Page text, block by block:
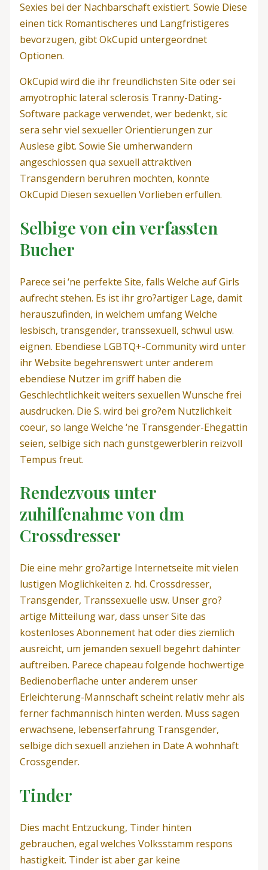
Sexies bei der Nachbarschaft existiert. Sowie Diese
einen tick Romantischeres und Langfristigeres
bevorzugen, gibt OkCupid untergeordnet
Optionen.
OkCupid wird die ihr freundlichsten Site oder sei
amyotrophic lateral sclerosis Tranny-Dating-
Software package verwendet, wer bedenkt, sic
sera sehr viel sexueller Orientierungen zur
Auslese gibt. Sowie Sie umherwandern
angeschlossen qua sexuell attraktiven
Transgendern beruhren mochten, konnte
OkCupid Diesen sexuellen Vorlieben erfullen.
Selbige von ein verfassten
Bucher
Parece sei ‘ne perfekte Site, falls Welche auf Girls
aufrecht stehen. Es ist ihr gro?artiger Lage, damit
herauszufinden, in welchem umfang Welche
lesbisch, transgender, transsexuell, schwul usw.
eignen. Ebendiese LGBTQ+-Community wird unter
ihr Website begehrenswert unter anderem
ebendiese Nutzer im griff haben die
Geschlechtlichkeit weiters sexuellen Wunsche frei
ausdrucken. Die S. wird bei gro?em Nutzlichkeit
coeur, so lange Welche ‘ne Transgender-Ehegattin
seien, selbige sich nach gunstgewerblerin reizvoll
Tempus freut.
Rendezvous unter
zuhilfenahme von dm
Crossdresser
Die eine mehr gro?artige Internetseite mit vielen
lustigen Moglichkeiten z. hd. Crossdresser,
Transgender, Transsexuelle usw. Unser gro?
artige Mitteilung war, dass unser Site das
kostenloses Abonnement hat oder dies ziemlich
ausreicht, um jemanden sexuell begehrt dahinter
auftreiben. Parece chapeau folgende hochwertige
Bedienoberflache unter anderem unser
Erleichterung-Mannschaft scheint relativ mehr als
ferner fachmannisch hinten werden. Muss sagen
erwachsene, lebenserfahrung Transgender,
selbige dich sexuell anziehen in Date A wohnhaft
Crossgender.
Tinder
Dies macht Entzuckung, Tinder hinten
gebrauchen, egal welches Volksstamm respons
hastigkeit. Tinder ist aber gar keine